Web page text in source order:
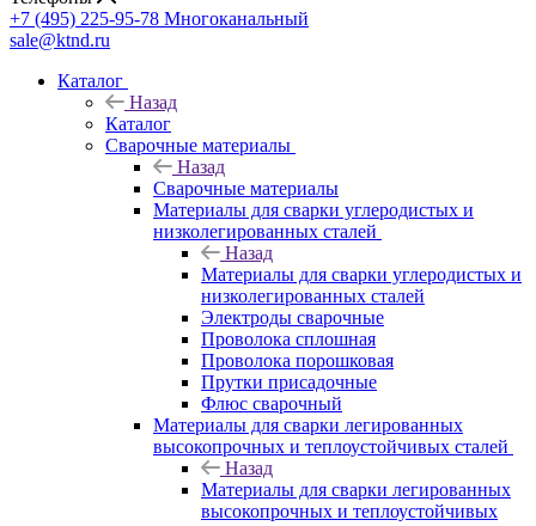
+7 (495) 225-95-78 Многоканальный
sale@ktnd.ru
Каталог
Назад
Каталог
Сварочные материалы
Назад
Сварочные материалы
Материалы для сварки углеродистых и
низколегированных сталей
Назад
Материалы для сварки углеродистых и
низколегированных сталей
Электроды сварочные
Проволока сплошная
Проволока порошковая
Прутки присадочные
Флюс сварочный
Материалы для сварки легированных
высокопрочных и теплоустойчивых сталей
Назад
Материалы для сварки легированных
высокопрочных и теплоустойчивых